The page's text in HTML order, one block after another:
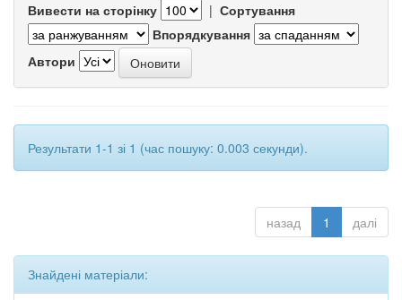
Вивести на сторінку | Сортування
Впорядкування
Автори
Результати 1-1 зі 1 (час пошуку: 0.003 секунди).
назад 1 далі
Знайдені матеріали: